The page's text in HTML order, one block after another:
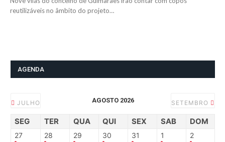
reutilizáveis no âmbito do projeto…
AGENDA
JULHO AGOSTO 2026 SETEMBRO
SEG TER QUA QUI SEX SAB DOM
27 28 29 30 31 1 2